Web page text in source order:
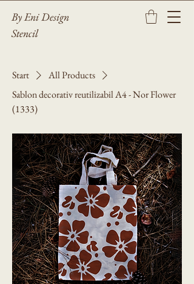
By Eni Design
Stencil
Start
All Products
Sablon decorativ reutilizabil A4 - Nor Flower
(1333)